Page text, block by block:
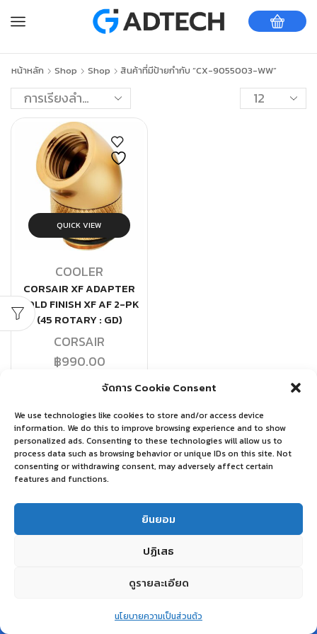
จัดการ Cookie Consent
We use technologies like cookies to store and/or access device
information. We do this to improve browsing experience and to show
personalized ads. Consenting to these technologies will allow us to
process data such as browsing behavior or unique IDs on this site. Not
consenting or withdrawing consent, may adversely affect certain
features and functions.
ยินยอม
ปฏิเสธ
ดูรายละเอียด
นโยบายความเป็นส่วนตัว
หน้าหลัก Shop Shop สินค้าที่มีป้ายกำกับ “CX-9055003-WW”
QUICK VIEW
COOLER
CORSAIR XF ADAPTER
GOLD FINISH XF AF 2-PK
(45 ROTARY : GD)
CORSAIR
฿990.00
หยิบใส่ตะกร้า
Wishlist